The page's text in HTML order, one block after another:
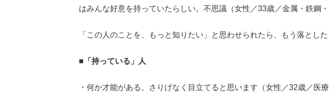
はみんな好意を持っていたらしい。不思議（女性／33歳／金属・鉄鋼・
「この人のことを、もっと知りたい」と思わせられたら、もう落とし
■「持っている」人
・何か才能がある。さりげなく目立てると思います（女性／32歳／医療